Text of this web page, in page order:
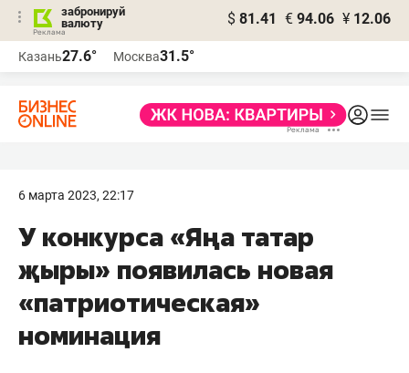
забронируй
валюту
$ 81.41 € 94.06 ¥ 12.06
Казань27.6° Москва31.5°
6 марта 2023, 22:17
У конкурса «Яңа татар
җыры» появилась новая
«патриотическая»
номинация